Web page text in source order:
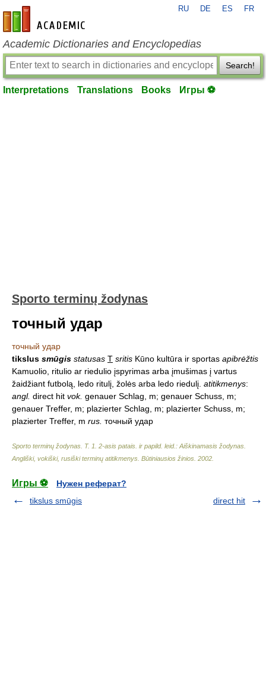
en-academic.com
RU DE ES FR
Academic Dictionaries and Encyclopedias
Search!
Interpretations Translations Books Игры ⚽
Sporto terminų žodynas
точный удар
точный удар
tikslus smūgis statusas T sritis Kūno kultūra ir sportas apibrėžtis
Kamuolio, ritulio ar riedulio įspyrimas arba įmušimas į vartus
žaidžiant futbolą, ledo ritulį, žolės arba ledo riedulį. atitikmenys:
angl. direct hit vok. genauer Schlag, m; genauer Schuss, m;
genauer Treffer, m; plazierter Schlag, m; plazierter Schuss, m;
plazierter Treffer, m rus. точный удар
Sporto terminų žodynas. T. 1. 2-asis patais. ir papild. leid.: Aiškinamasis žodynas.
Angliški, vokiški, rusiški terminų atitikmenys. Būtiniausios žinios 2002
Игры ⚽
Нужен реферат?
tikslus smūgis
direct hit